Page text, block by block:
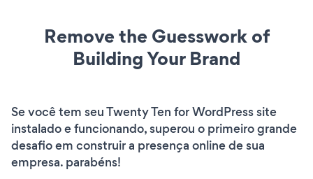
Remove the Guesswork of
Building Your Brand
Se você tem seu Twenty Ten for WordPress site
instalado e funcionando, superou o primeiro grande
desafio em construir a presença online de sua
empresa. parabéns!